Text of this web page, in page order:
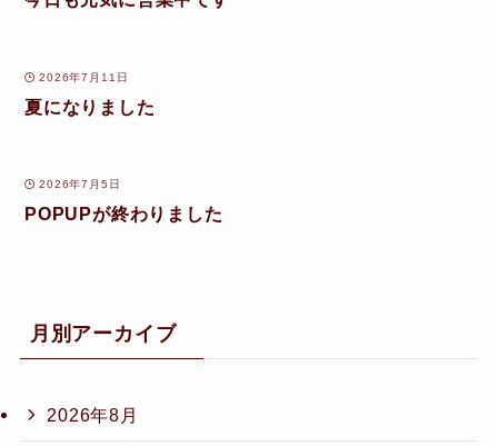
2026年7月11日
夏になりました
2026年7月5日
POPUPが終わりました
月別アーカイブ
2026年8月